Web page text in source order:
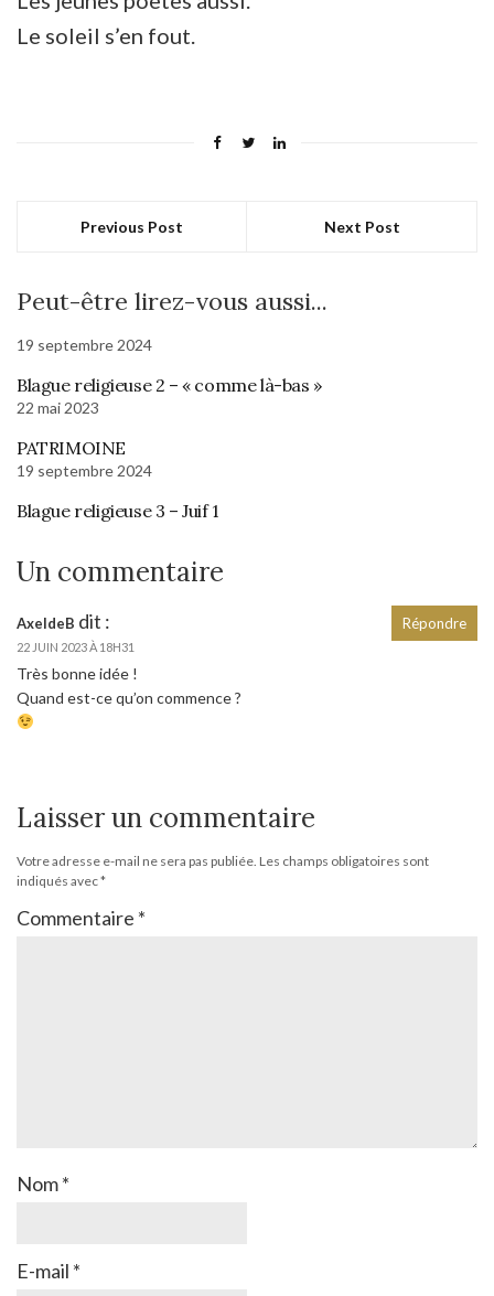
Le soleil s’en fout.
Previous Post Next Post
Peut-être lirez-vous aussi...
19 septembre 2024
Blague religieuse 2 – « comme là-bas »
22 mai 2023
PATRIMOINE
19 septembre 2024
Blague religieuse 3 – Juif 1
Un commentaire
AxeldeB dit :
22 JUIN 2023 À 18H31
Très bonne idée !
Quand est-ce qu’on commence ?
Répondre
Laisser un commentaire
Votre adresse e-mail ne sera pas publiée. Les champs obligatoires sont
indiqués avec*
Commentaire *
Nom*
E-mail *